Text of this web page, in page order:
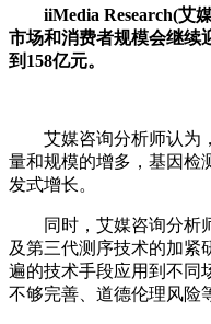
iiMedia Research(艾
市场和消费者规模会继续
到158亿元。
艾媒咨询分析师认为，
量和规模的增多，基因检
发式增长。
同时，艾媒咨询分析师
及第三代测序技术的加紧
遍的技术手段应用到不同
不够完善、道德伦理风险